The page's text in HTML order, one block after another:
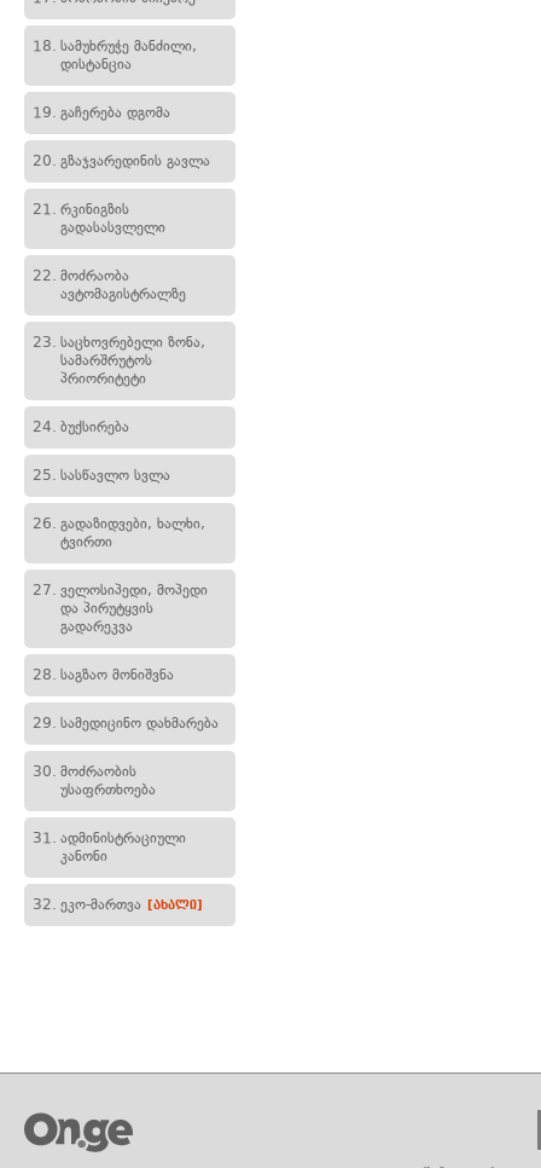
18. სამუხრუჭე მანძილი,
დისტანცია
19. გაჩერება დგომა
20. გზაჯვარედინის გავლა
21. რკინიგზის
გადასასვლელი
22. მოძრაობა
ავტომაგისტრალზე
23. საცხოვრებელი ზონა,
სამარშრუტოს
პრიორიტეტი
24. ბუქსირება
25. სასწავლო სვლა
26. გადაზიდვები, ხალხი,
ტვირთი
27. ველოსიპედი, მოპედი
და პირუტყვის
გადარეკვა
28. საგზაო მონიშვნა
29. სამედიცინო დახმარება
30. მოძრაობის
უსაფრთხოება
31. ადმინისტრაციული
კანონი
32. ეკო-მართვა [ახალი]